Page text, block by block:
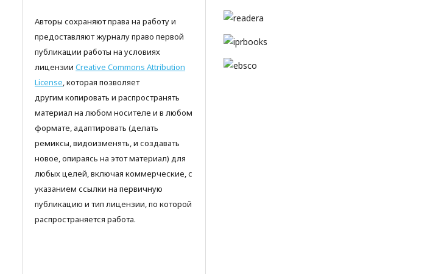
Авторы сохраняют права на работу и
предоставляют журналу право первой
публикации работы на условиях
лицензии Creative Commons Attribution
License, которая позволяет
другим копировать и распространять
материал на любом носителе и в любом
формате, адаптировать (делать
ремиксы, видоизменять, и создавать
новое, опираясь на этот материал) для
любых целей, включая коммерческие, с
указанием ссылки на первичную
публикацию и тип лицензии, по которой
распространяется работа.